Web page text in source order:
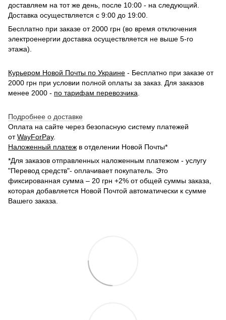
доставляем на тот же день, после 10:00 - на следующий.
Доставка осуществляется с 9:00 до 19:00.
Бесплатно при заказе от 2000 грн (во время отключения
электроенергии доставка осуществляется не выше 5-го
этажа).
Курьером Новой Почты по Украине - Бесплатно при заказе от
2000 грн при условии полной оплаты за заказ. Для заказов
менее 2000 - по тарифам перевозчика
Подробнее о доставке
Оплата на сайте через безопасную систему платежей
отWayForPay.
Наложенный платеж в отделении Новой Почты*
*Для заказов отправленных наложенным платежом - услугу
"Перевод средств"- оплачивает покупатель. Это
фиксированная сумма – 20 грн +2% от общей суммы заказа,
которая добавляется Новой Почтой автоматически к сумме
Вашего заказа.